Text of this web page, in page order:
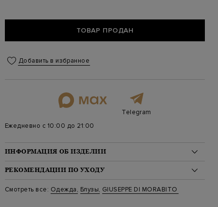
ТОВАР ПРОДАН
Добавить в избранное
Telegram
Ежедневно с 10:00 до 21:00
ИНФОРМАЦИЯ ОБ ИЗДЕЛИИ
Материал: хлопок 88%, эластан 12%
На модели: 176/84/59/87 на модели размер 38
Стиль: Топы, Без рукавов, Однотонный
Цвет: Черный
РЕКОМЕНДАЦИИ ПО УХОДУ
Стирка: Ручная стирка при температуре воды до 40 градусов
Отбеливание: Отбеливание запрещено
Смотреть все: Одежда, Блузы, GIUSEPPE DI MORABITO